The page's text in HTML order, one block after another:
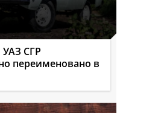
СГР
переименовано в